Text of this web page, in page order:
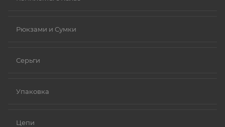
Рюкзами и Сумки
Серьги
Упаковка
Цепи